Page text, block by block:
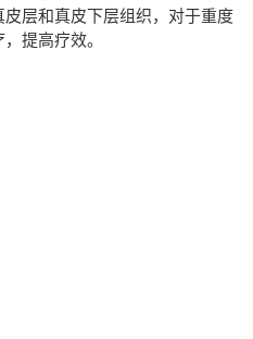
层和真皮下层组织，对于重度
提高疗效。